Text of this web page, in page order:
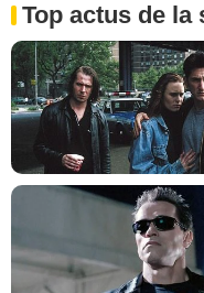
Top actus de la